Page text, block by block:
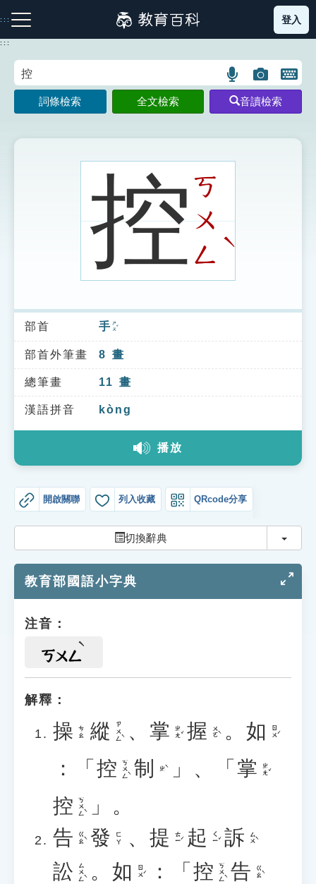
到
主
:::
注音索引圖示 筆畫索引圖示 部首索引表圖示
索引選單
知識索引
單字索引
生命大百科索引
教學應用
貓頭鷹博士
登入
:::
語
言
搜
示
圖
片
搜
開
鍵
圖
詞條檢索 全文檢索 音讀檢索
控ㄎ
ㄨ
ㄥ
ˋ
部首 手 ㄕㄡˇ
部首外筆畫 8 畫
總筆畫 11 畫
漢語拼音 kòng
播放
開啟關聯 列入收藏 QRcode分享
切換辭典 切換
教育部國語小字典
注音：
ㄎㄨㄥ
解釋：
操 ㄘㄠ 縱 ㄗㄨㄥˋ 、 掌 ㄓㄤˇ 握 ㄨㄛˋ 。 如 ㄖㄨˊ
：「 控 ㄎㄨㄥˋ 制 ㄓˋ 」、「 掌 ㄓㄤˇ
控 ㄎㄨㄥˋ
」。
告 ㄍㄠˋ 發 ㄈㄚ 、 提 ㄊㄧˊ 起 ㄑㄧˇ 訴 ㄙㄨˋ
訟 ㄙㄨㄥˋ 。 如 ㄖㄨˊ ：「 控 ㄎㄨㄥˋ 告 ㄍㄠˋ